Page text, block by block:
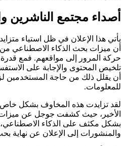
أصداء مجتمع الناشرين
يأتي هذا الإعلان في ظل استياء
أن ميزات بحث الذكاء الاصطناعي
حركة المرور إلى مواقعهم. فمع
تلخيص المحتوى والإجابة على
أن يقلل ذلك من حاجة المستخدمين
للمعلومات.
الأخير، حيث كشفت جوجل عن ميزات
بشكل مكثف على الذكاء
والمنشورات إلى الإعلان عن نهاية